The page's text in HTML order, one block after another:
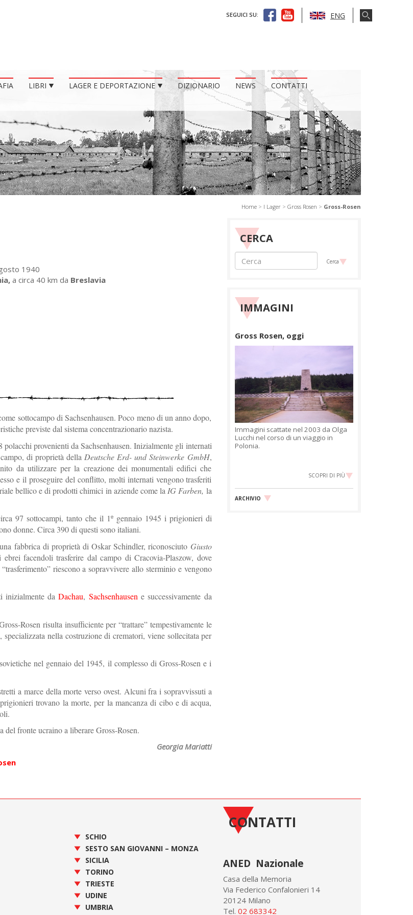
SEGUICI SU: ENG
LIBRI LAGER E DEPORTAZIONE DIZIONARIO NEWS
CONTATTI
Home > I Lager > Gross Rosen > Gross-Rosen
1940
a circa 40 km da Breslavia
sottocampo di Sachsenhausen. Poco meno di un anno dopo,
previste dal sistema concentrazionario nazista.
provenienti da Sachsenhausen. Inizialmente gli internati
di proprietà della Deutsche Erd- und Steinwerke GmbH,
da utilizzare per la creazione dei monumentali edifici che
e il proseguire del conflitto, molti internati vengono trasferiti
bellico e di prodotti chimici in aziende come la IG Farben, la
97 sottocampi, tanto che il 1º gennaio 1945 i prigionieri di
donne. Circa 390 di questi sono italiani.
fabbrica di proprietà di Oskar Schindler, riconosciuto Giusto
facendoli trasferire dal campo di Cracovia-Plaszow, dove
riescono a sopravvivere allo sterminio e vengono
inizialmente daDachau, Sachsenhausen e successivamente da
Rosen risulta insufficiente per “trattare” tempestivamente le
nella costruzione di crematori, viene sollecitata per
nel gennaio del 1945, il complesso di Gross-Rosen e i
a marce della morte verso ovest. Alcuni fra i sopravvissuti a
trovano la morte, per la mancanza di cibo e di acqua,
del fronte ucraino a liberare Gross-Rosen.
Georgia Mariatti
CERCA
Cerca
IMMAGINI
Gross Rosen, oggi
Immagini scattate nel 2003 da Olga
Lucchi nel corso di un viaggio in
Polonia.
SCOPRI DI PIÙ
ARCHIVIO
SCHIO
SESTO SAN GIOVANNI – MONZA
SICILIA
TORINO
TRIESTE
UDINE
UMBRIA
CONTATTI
ANED Nazionale
Casa della Memoria
Via Federico Confalonieri 14
20124 Milano
Tel. 02 683342